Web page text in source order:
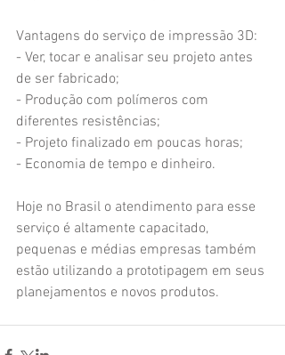
Vantagens do serviço de impressão 3D:
- Ver, tocar e analisar seu projeto antes
de ser fabricado;
- Produção com polímeros com
diferentes resistências;
- Projeto finalizado em poucas horas;
- Economia de tempo e dinheiro.
Hoje no Brasil o atendimento para esse
serviço é altamente capacitado,
pequenas e médias empresas também
estão utilizando a prototipagem em seus
planejamentos e novos produtos.